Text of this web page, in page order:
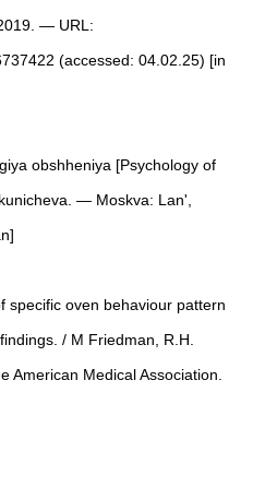
— URL:
(accessed: 04.02.25) [in
obshheniya [Psychology of
— Moskva: Lan',
specific oven behaviour pattern
/ M Friedman, R.H.
American Medical Association